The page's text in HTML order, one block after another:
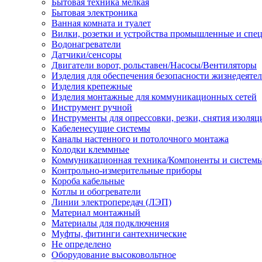
Бытовая техника мелкая
Бытовая электроника
Ванная комната и туалет
Вилки, розетки и устройства промышленные и
Водонагреватели
Датчики/сенсоры
Двигатели ворот, рольставен/Насосы/Вентиляторы
Изделия для обеспечения безопасности
Изделия крепежные
Изделия монтажные для коммуникационных сетей
Инструмент ручной
Инструменты для опрессовки, резки, снятия
Кабеленесущие системы
Каналы настенного и потолочного монтажа
Колодки клеммные
Коммуникационная техника/Компоненты и
Контрольно-измерительные приборы
Короба кабельные
Котлы и обогреватели
Линии электропередач (ЛЭП)
Материал монтажный
Материалы для подключения
Муфты, фитинги сантехнические
Не определено
Оборудование высоковольтное